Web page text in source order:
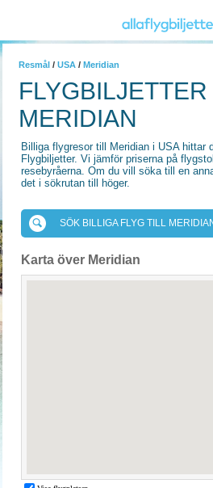
Resmål / USA / Meridian
FLYGBILJETTER
MERIDIAN
Billiga flygresor till Meridian i USA hittar
Flygbiljetter. Vi jämför priserna på
resebyråerna. Om du vill söka till en
det i sökrutan till höger.
SÖK BILLIGA FLYG TILL
Karta över Meridian